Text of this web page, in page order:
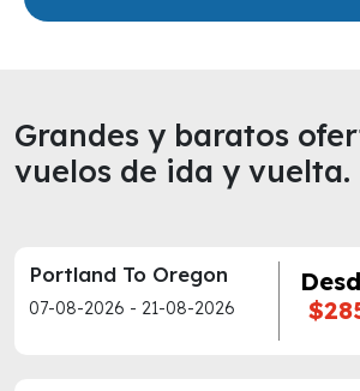
Grandes y baratos
vuelos de ida y vuelta.
Portland To Oregon
07-08-2026 - 21-08-2026